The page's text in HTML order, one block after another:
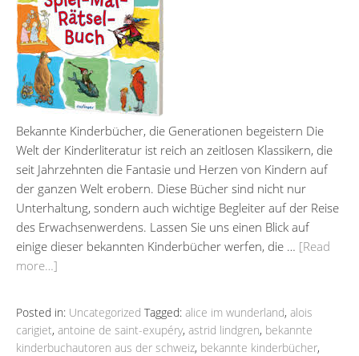
Bekannte Kinderbücher, die Generationen begeistern Die
Welt der Kinderliteratur ist reich an zeitlosen Klassikern, die
seit Jahrzehnten die Fantasie und Herzen von Kindern auf
der ganzen Welt erobern. Diese Bücher sind nicht nur
Unterhaltung, sondern auch wichtige Begleiter auf der Reise
des Erwachsenwerdens. Lassen Sie uns einen Blick auf
einige dieser bekannten Kinderbücher werfen, die … [Read
more…]
Posted in: Uncategorized Tagged: alice im wunderland, alois
carigiet, antoine de saint-exupéry, astrid lindgren, bekannte
kinderbuchautoren aus der schweiz, bekannte kinderbücher,